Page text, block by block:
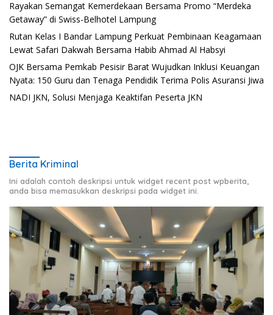
Rayakan Semangat Kemerdekaan Bersama Promo “Merdeka
Getaway” di Swiss-Belhotel Lampung
Rutan Kelas I Bandar Lampung Perkuat Pembinaan Keagamaan
Lewat Safari Dakwah Bersama Habib Ahmad Al Habsyi
OJK Bersama Pemkab Pesisir Barat Wujudkan Inklusi Keuangan
Nyata: 150 Guru dan Tenaga Pendidik Terima Polis Asuransi Jiwa
NADI JKN, Solusi Menjaga Keaktifan Peserta JKN
Berita Kriminal
Ini adalah contoh deskripsi untuk widget recent post wpberita,
anda bisa memasukkan deskripsi pada widget ini.